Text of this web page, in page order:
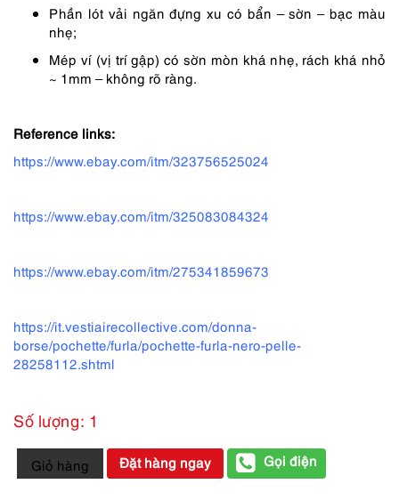
Phần lót vải ngăn đựng xu có bẩn – sờn – bạc màu
nhẹ;
Mép ví (vị trí gập) có sờn mòn khá nhẹ, rách khá nhỏ
~ 1mm – không rõ ràng.
Reference links:
https://www.ebay.com/itm/323756525024
https://www.ebay.com/itm/325083084324
https://www.ebay.com/itm/275341859673
https://it.vestiairecollective.com/donna-
borse/pochette/furla/pochette-furla-nero-pelle-
28258112.shtml
Số lượng: 1
1734-
Ví
Giỏ hàng Đặt hàng ngay Gọi điện